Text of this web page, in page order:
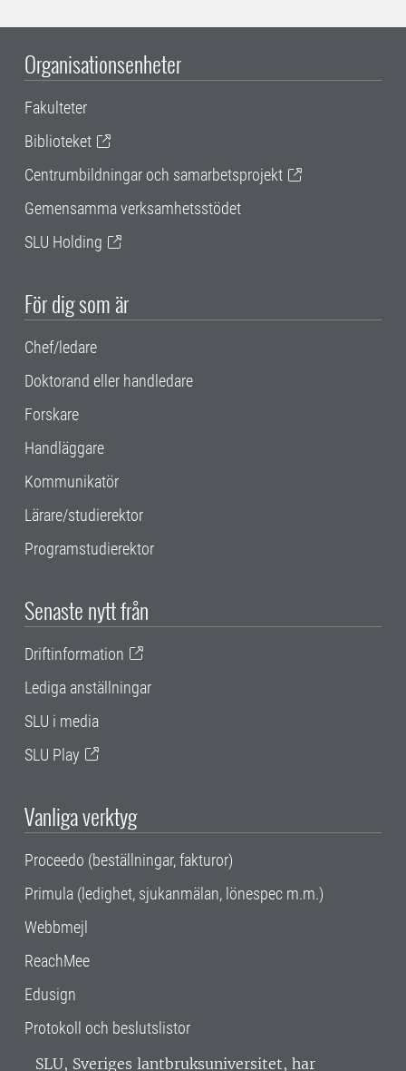
Organisationsenheter
Fakulteter
Biblioteket
Centrumbildningar och samarbetsprojekt
Gemensamma verksamhetsstödet
SLU Holding
För dig som är
Chef/ledare
Doktorand eller handledare
Forskare
Handläggare
Kommunikatör
Lärare/studierektor
Programstudierektor
Senaste nytt från
Driftinformation
Lediga anställningar
SLU i media
SLU Play
Vanliga verktyg
Proceedo (beställningar, fakturor)
Primula (ledighet, sjukanmälan, lönespec m.m.)
Webbmejl
ReachMee
Edusign
Protokoll och beslutslistor
SLU, Sveriges lantbruksuniversitet, har